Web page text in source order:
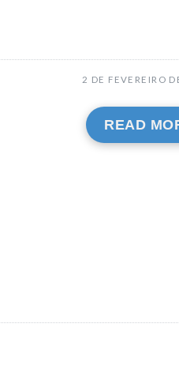
2 DE FEVEREIRO
READ